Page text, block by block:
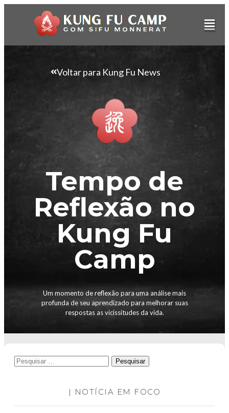
Voltar para Kung Fu News
Tempo de
Reflexão no
Kung Fu
Camp
Um momento de reflexão para uma análise mais
profunda de seu aprendizado para melhorar suas
respostas as vicissitudes da vida.
Pesquisar
| NOTÍCIA EM FOCO